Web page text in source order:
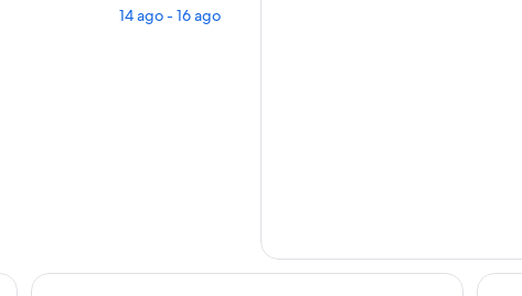
14 ago - 16 ago
Hotel Al Sur de Chipiona Hotel